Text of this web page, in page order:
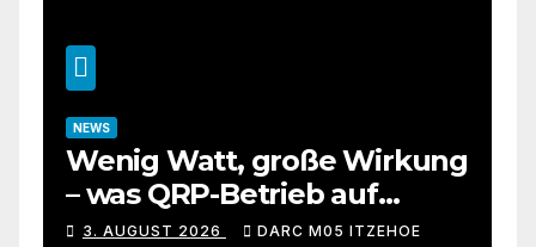
NEWS
Wenig Watt, große Wirkung
– was QRP-Betrieb auf
Kurzwelle wirklich kann
3. AUGUST 2026 DARC M05 ITZEHOE